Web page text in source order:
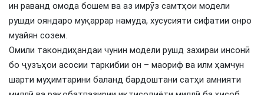
ин раванд омода бошем ва аз имрӯз самтҳои модели
рушди ояндаро муқаррар намуда, хусусияти сифатии онро
муайян созем.
Омили такондиҳандаи чунин модели рушд захираи инсонӣ
бо ҷузъҳои асосии таркибии он – маориф ва илм ҳамчун
шарти муҳимтарини баланд бардоштани сатҳи амнияти